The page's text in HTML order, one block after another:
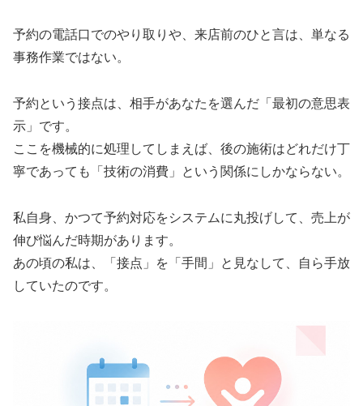
予約の電話口でのやり取りや、来店前のひと言は、単なる
事務作業ではない。
予約という接点は、相手があなたを選んだ「最初の意思表
示」です。
ここを機械的に処理してしまえば、後の施術はどれだけ丁
寧であっても「技術の消費」という関係にしかならない。
私自身、かつて予約対応をシステムに丸投げして、売上が
伸び悩んだ時期があります。
あの頃の私は、「接点」を「手間」と見なして、自ら手放
していたのです。